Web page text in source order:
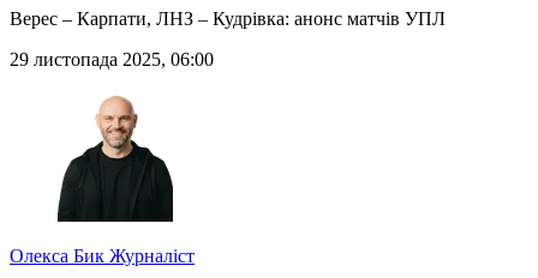
Верес – Карпати, ЛНЗ – Кудрівка: анонс матчів УПЛ
29 листопада 2025, 06:00
Олекса Бик Журналіст